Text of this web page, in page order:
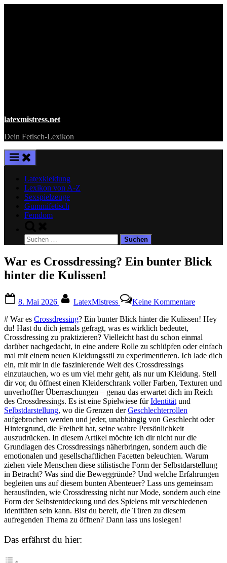
latexmistress.net
Dein Fetisch-Lexikon
Latexkleidung
Lexikon von A-Z
Sexspielzeuge
Gummifetisch
Femdom
search
form
Suchen
nach:
War es Crossdressing? Ein bunter Blick
hinter die Kulissen!
on
8. Mai 2026 LatexMistress Keine KommentareWar
es
Ein
bunter
Blick
hinter
die
Kulissen!
# War es Crossdressing? Ein bunter Blick⁤ hinter die Kulissen! Hey
du! Hast du dich jemals gefragt, was es wirklich bedeutet,
Crossdressing zu praktizieren? Vielleicht hast du schon ⁣einmal
darüber nachgedacht, in eine andere Rolle ​zu schlüpfen oder ‌einfach
​mal mit einem neuen⁤ Kleidungsstil ‌zu experimentieren. ‍Ich lade dich
ein, mit mir in ‌die faszinierende Welt des Crossdressings
einzutauchen, wo es‌ um viel⁢ mehr geht, als nur um Kleidung. Stell
dir vor, du öffnest einen Kleiderschrank ⁢voller Farben, Texturen und
unverhoffter Überraschungen – genau das erwartet dich im‍ Reich
des Crossdressings. Es ist ⁣eine Spielwiese ⁣für ⁣Identität und
Selbstdarstellung, wo die Grenzen ⁢derGeschlechterrollen
aufgebrochen werden und jeder, unabhängig‌ von Geschlecht oder
Hintergrund, die Freiheit hat, seine ‌wahre Persönlichkeit
auszudrücken. In diesem ⁤Artikel möchte ich dir nicht nur die
Grundlagen​ des Crossdressings näherbringen, sondern auch die
emotionalen und gesellschaftlichen‍ Facetten beleuchten. Warum
ziehen viele Menschen diese stilistische Form der Selbstdarstellung
in Betracht? Was sind die Beweggründe? Und welche Erfahrungen
begleiten uns auf diesem⁣ bunten Abenteuer? Lass uns gemeinsam
herausfinden, wie Crossdressing nicht nur Mode, sondern ​auch eine
Form der Selbstentdeckung und des‍ Spielens mit verschiedenen
Identitäten sein kann. Bist du bereit, die Türen zu diesem
aufregenden⁣ Thema zu‍ öffnen? Dann⁤ lass uns loslegen!
Das erfährst du hier: